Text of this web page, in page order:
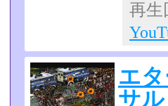
再
エ
サ